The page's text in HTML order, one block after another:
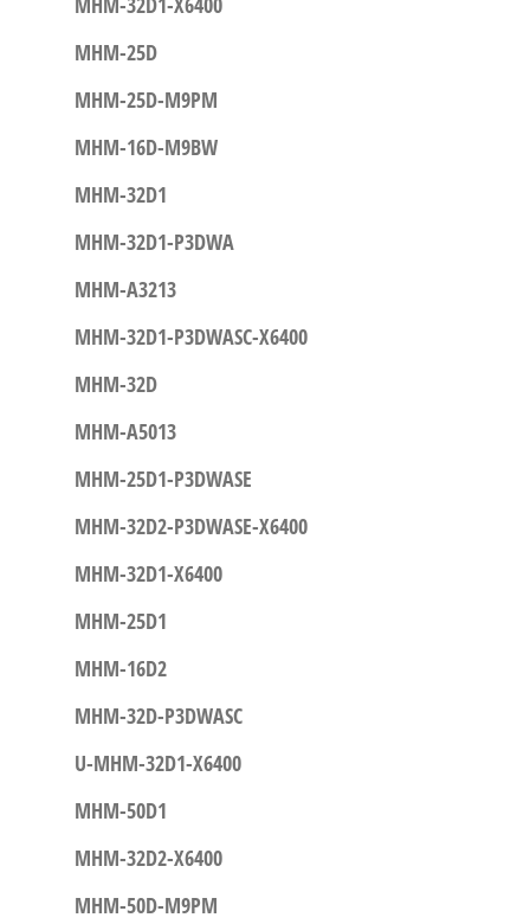
MHM-25D
MHM-25D-M9PM
MHM-16D-M9BW
MHM-32D1
MHM-32D1-P3DWA
MHM-A3213
MHM-32D1-P3DWASC-X6400
MHM-32D
MHM-A5013
MHM-25D1-P3DWASE
MHM-32D2-P3DWASE-X6400
MHM-32D1-X6400
MHM-25D1
MHM-16D2
MHM-32D-P3DWASC
U-MHM-32D1-X6400
MHM-50D1
MHM-32D2-X6400
MHM-50D-M9PM